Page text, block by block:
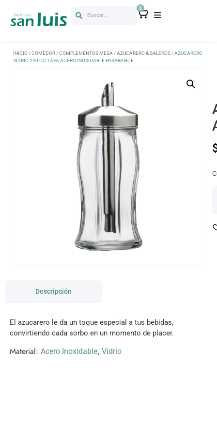
Buscar...
0
INICIO /COMEDOR /COMPLEMENTOS MESA /AZUCARERO & SALEROS / AZUCARERO
VIDRIO 240 CC TAPA ACERO INOXIDABLE PASABAHCE
Descripción
El azucarero le da un toque especial a tus bebidas,
convirtiendo cada sorbo en un momento de placer.
Material: Acero Inoxidable, Vidrio